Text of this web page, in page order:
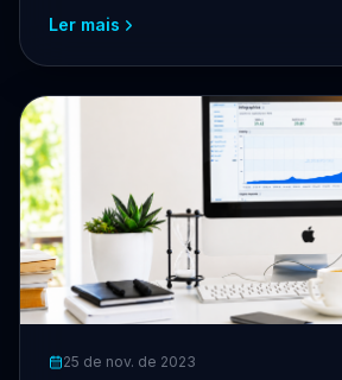
pernambucanos.
Ler mais
25 de nov. de 2023